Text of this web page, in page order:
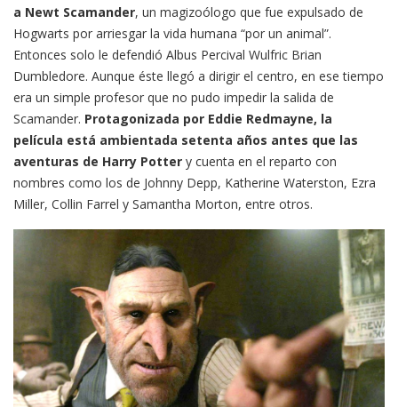
a Newt Scamander, un magizoólogo que fue expulsado de
Hogwarts por arriesgar la vida humana “por un animal”.
Entonces solo le defendió Albus Percival Wulfric Brian
Dumbledore. Aunque éste llegó a dirigir el centro, en ese tiempo
era un simple profesor que no pudo impedir la salida de
Scamander. Protagonizada por Eddie Redmayne, la
película está ambientada setenta años antes que las
aventuras de Harry Potter y cuenta en el reparto con
nombres como los de Johnny Depp, Katherine Waterston, Ezra
Miller, Collin Farrel y Samantha Morton, entre otros.